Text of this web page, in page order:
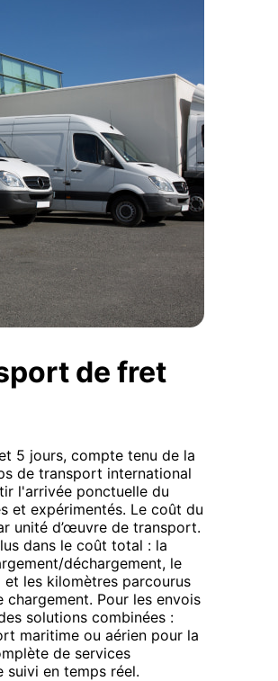
de fret
5 jours, compte tenu de la
de transport international
l'arrivée ponctuelle du
et expérimentés. Le coût du
unité d’œuvre de transport.
dans le coût total : la
déchargement, le
les kilomètres parcourus
Pour les envois
solutions combinées :
maritime ou aérien pour la
de services
suivi en temps réel.